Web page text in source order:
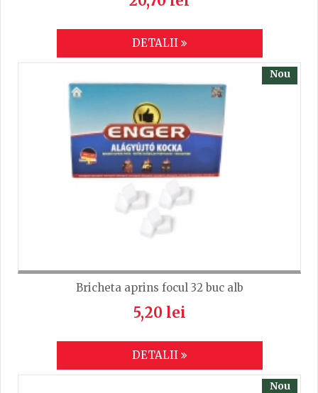
DETALII
Nou
Bricheta aprins focul 32 buc alb
5,20 lei
DETALII
Nou